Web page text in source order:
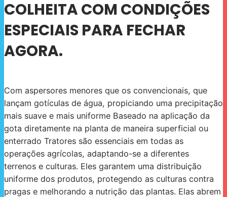
COLHEITA COM CONDIÇÕES
ESPECIAIS PARA FECHAR
AGORA.
Com aspersores menores que os convencionais, que
lançam gotículas de água, propiciando uma precipitação
mais suave e mais uniforme Baseado na aplicação da
gota diretamente na planta de maneira superficial ou
enterrado Tratores são essenciais em todas as
operações agrícolas, adaptando-se a diferentes
terrenos e culturas. Eles garantem uma distribuição
uniforme dos produtos, protegendo as culturas contra
pragas e melhorando a nutrição das plantas. Elas abrem